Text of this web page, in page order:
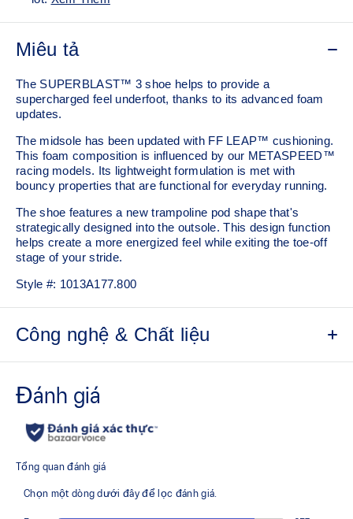
Miêu tả
The SUPERBLAST™ 3 shoe helps to provide a
supercharged feel underfoot, thanks to its advanced foam
updates.
The midsole has been updated with FF LEAP™ cushioning.
This foam composition is influenced by our METASPEED™
racing models. Its lightweight formulation is met with
bouncy properties that are functional for everyday running.
The shoe features a new trampoline pod shape that's
strategically designed into the outsole. This design function
helps create a more energized feel while exiting the toe-off
stage of your stride.
Style #: 1013A177.800
Công nghệ & Chất liệu
Breathable material helps keep your feet dry.
Gusseted tongue wing fit system
Improves the midfoot fit and reduces tongue sliding.
Midsole foam that provides a blend of cloud like cushioning
and a responsive ride that is lighter than FF BLAST™.